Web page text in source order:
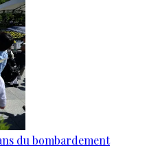
du bombardement